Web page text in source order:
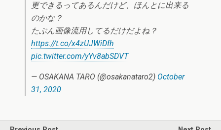
更できるってあるんだけど、ほんとに出来る
のかな？
たぶん画像流用してるだけだよね？
https://t.co/x4zUJWiDfh
pic.twitter.com/yYv8abSDVT
— OSAKANA TARO (@osakanataro2) October
31, 2020